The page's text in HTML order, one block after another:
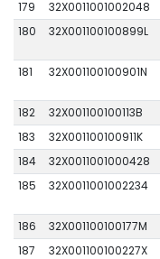
179 32X0011001002048
180
32X001100100899L
181 32X001100100901N
182 32X001100100113B
183
32X001100100911K
184
32X0011001000428
185
32X0011001002234
186
32X001100100177M
187
32X001100100227X